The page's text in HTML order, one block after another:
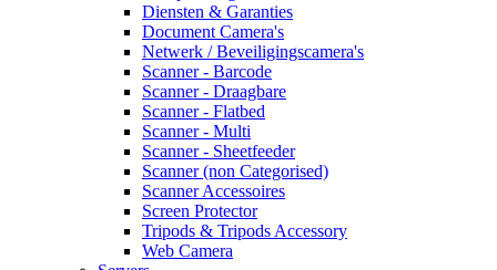
Diensten & Garanties
Document Camera's
Netwerk / Beveiligingscamera's
Scanner - Barcode
Scanner - Draagbare
Scanner - Flatbed
Scanner - Multi
Scanner - Sheetfeeder
Scanner (non Categorised)
Scanner Accessoires
Screen Protector
Tripods & Tripods Accessory
Web Camera